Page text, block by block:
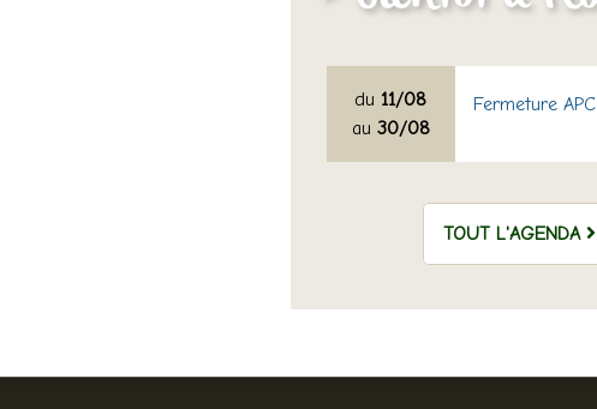
du 11/08
au 30/08
Fermeture APC
TOUT L'AGENDA